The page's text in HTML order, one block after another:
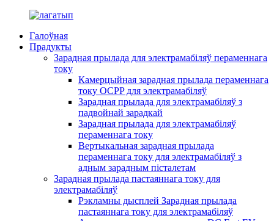
Галоўная
Прадукты
Зарадная прылада для электрамабіляў пераменнага
току
Камерцыйная зарадная прылада пераменнага
току OCPP для электрамабіляў
Зарадная прылада для электрамабіляў з
падвойнай зарадкай
Зарадная прылада для электрамабіляў
пераменнага току
Вертыкальная зарадная прылада
пераменнага току для электрамабіляў з
адным зарадным пісталетам
Зарадная прылада пастаяннага току для
электрамабіляў
Рэкламны дысплей Зарадная прылада
пастаяннага току для электрамабіляў